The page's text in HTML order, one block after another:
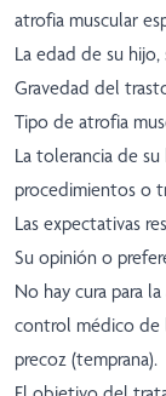
atrofia muscular
La edad de su
Gravedad del
Tipo de atrofia
La tolerancia de
procedimientos o
Las expectativas
Su opinión o
No hay cura para
control médico de
precoz (temprana).